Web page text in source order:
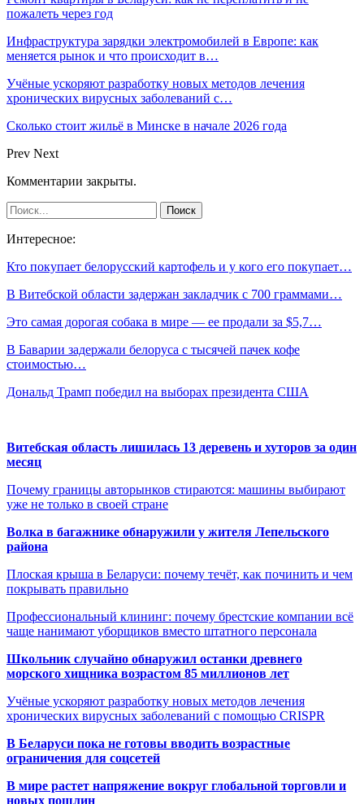
пожалеть через год
Инфраструктура зарядки электромобилей в Европе: как
меняется рынок и что происходит в…
Учёные ускоряют разработку новых методов лечения
хронических вирусных заболеваний с…
Сколько стоит жильё в Минске в начале 2026 года
Prev Next
Комментарии закрыты.
Интересное:
Кто покупает белорусский картофель и у кого его покупает…
В Витебской области задержан закладчик с 700 граммами…
Это самая дорогая собака в мире — ее продали за $5,7…
В Баварии задержали белоруса с тысячей пачек кофе
стоимостью…
Дональд Трамп победил на выборах президента США
Витебская область лишилась 13 деревень и хуторов за один
месяц
Почему границы авторынков стираются: машины выбирают
уже не только в своей стране
Волка в багажнике обнаружили у жителя Лепельского
района
Плоская крыша в Беларуси: почему течёт, как починить и чем
покрывать правильно
Профессиональный клининг: почему брестские компании всё
чаще нанимают уборщиков вместо штатного персонала
Школьник случайно обнаружил останки древнего
морского хищника возрастом 85 миллионов лет
Учёные ускоряют разработку новых методов лечения
хронических вирусных заболеваний с помощью CRISPR
В Беларуси пока не готовы вводить возрастные
ограничения для соцсетей
В мире растет напряжение вокруг глобальной торговли и
новых пошлин